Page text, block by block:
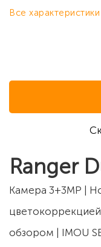
Все характеристики
Ranger
Камера 3+3MP |
обзором | IMOU